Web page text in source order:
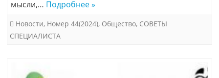
мысли,… Подробнее »
Новости, Номер 44(2024), Общество, СОВЕТЫ
СПЕЦИАЛИСТА